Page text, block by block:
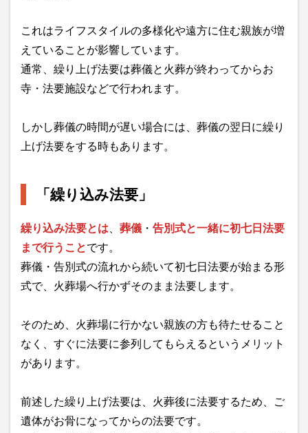
これはライフスタイルの多様化や遠方に住む親族が増
えていることが影響しています。
通常、繰り上げ法要は葬儀と火葬が終わってからお
寺・法要施設などで行われます。
しかし葬儀の時間が遅い場合には、葬儀の翌日に繰り
上げ法要をする時もあります。
「繰り込み法要」
繰り込み法要とは 葬儀 ・ 告別式と一緒に初七日法要
まで行うことです。
葬儀・告別式の流れから続いて初七日法要が始まる形
式で、火葬場へ行かずそのまま法要します。
そのため、火葬場に行かない親族の方も待たせること
なく、すぐに法要に参列してもらえるというメリット
があります。
前述した繰り上げ法要は、火葬後に法要するため、ご
遺体がお骨になってからの法要です。